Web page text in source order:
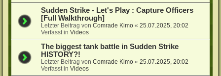
Sudden Strike - Let's Play : Capture Officers
[Full Walkthrough]
Letzter Beitrag vonComrade Kimo «25.07.2025, 20:02
Verfasst inVideos
The biggest tank battle in Sudden Strike
HISTORY?!
Letzter Beitrag vonComrade Kimo «25.07.2025, 20:02
Verfasst inVideos